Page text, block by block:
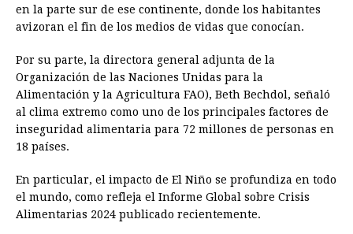
en la parte sur de ese continente, donde los habitantes
avizoran el fin de los medios de vidas que conocían.
Por su parte, la directora general adjunta de la
Organización de las Naciones Unidas para la
Alimentación y la Agricultura FAO), Beth Bechdol, señaló
al clima extremo como uno de los principales factores de
inseguridad alimentaria para 72 millones de personas en
18 países.
En particular, el impacto de El Niño se profundiza en todo
el mundo, como refleja el Informe Global sobre Crisis
Alimentarias 2024 publicado recientemente.